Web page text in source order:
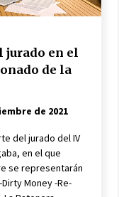
jurado en el
de la
de 2021
del jurado del IV
en el que
se representarán
Money -Re-